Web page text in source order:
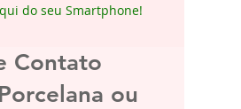
do seu Smartphone!
Contato
ou